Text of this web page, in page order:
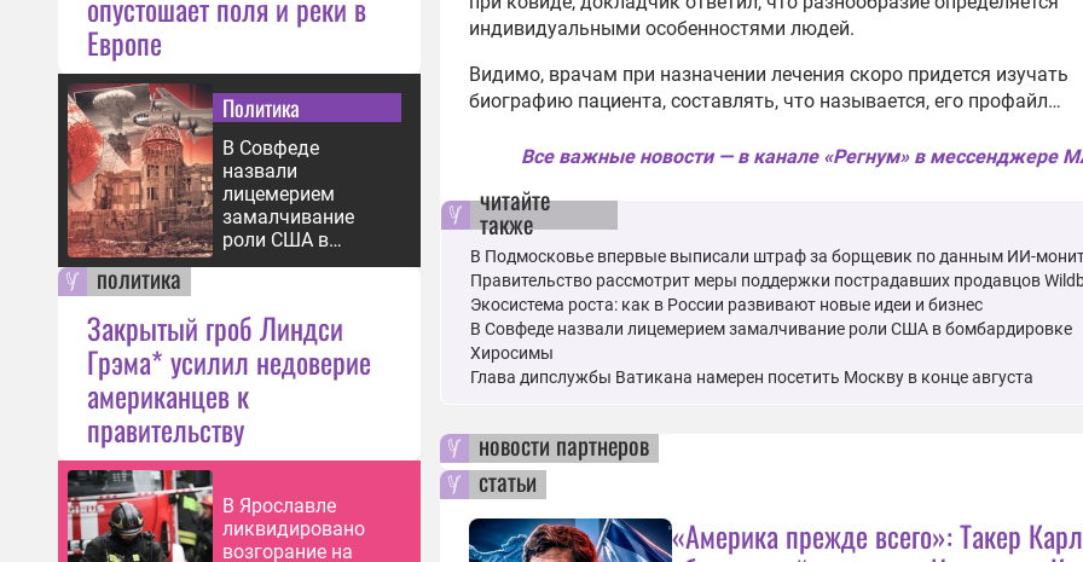
Европе
Политика
В Совфеде
назвали
лицемерием
замалчивание
роли США в
бомбардировке
политика
Закрытый гроб Линдси
Грэма* усилил недоверие
американцев к
правительству
В Ярославле
ликвидировано
возгорание на
индивидуальными особенностями людей.
Видимо, врачам при назначении лечения скоро придется изучать
биографию пациента, составлять, что называется, его профайл…
Все важные новости — в канале «Регнум» в мессенджере
читайте
также
В Подмосковье впервые выписали штраф за борщевик по данным ИИ-
Правительство рассмотрит меры поддержки пострадавших продавцов
Экосистема роста: как в России развивают новые идеи и бизнес
В Совфеде назвали лицемерием замалчивание роли США в бомбардировке
Хиросимы
Глава дипслужбы Ватикана намерен посетить Москву в конце августа
новости партнеров
статьи
«Америка прежде всего»: Такер